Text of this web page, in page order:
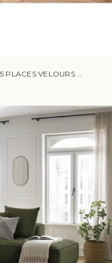
WILLIAM - CANAPÉ D'ANGLE FIXE 5 PLACES VELOURS VERT